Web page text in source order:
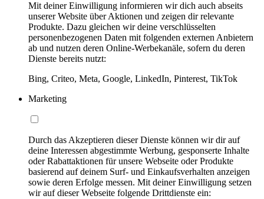
Mit deiner Einwilligung informieren wir dich auch abseits
unserer Website über Aktionen und zeigen dir relevante
Produkte. Dazu gleichen wir deine verschlüsselten
personenbezogenen Daten mit folgenden externen Anbietern
ab und nutzen deren Online-Werbekanäle, sofern du deren
Dienste bereits nutzt:
Bing, Criteo, Meta, Google, LinkedIn, Pinterest, TikTok
Marketing
Durch das Akzeptieren dieser Dienste können wir dir auf
deine Interessen abgestimmte Werbung, gesponserte Inhalte
oder Rabattaktionen für unsere Webseite oder Produkte
basierend auf deinem Surf- und Einkaufsverhalten anzeigen
sowie deren Erfolge messen. Mit deiner Einwilligung setzen
wir auf dieser Webseite folgende Drittdienste ein: